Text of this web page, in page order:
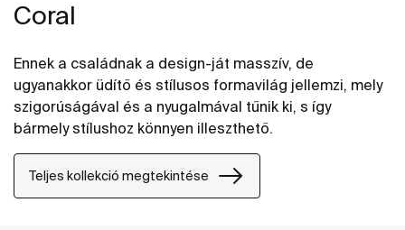
Coral
Ennek a családnak a design-ját masszív, de
ugyanakkor üdítő és stílusos formavilág jellemzi, mely
szigorúságával és a nyugalmával tűnik ki, s így
bármely stílushoz könnyen illeszthető.
Teljes kollekció megtekintése